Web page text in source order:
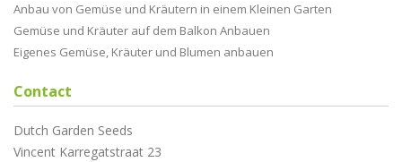
Anbau von Gemüse und Kräutern in einem Kleinen Garten
Gemüse und Kräuter auf dem Balkon Anbauen
Eigenes Gemüse, Kräuter und Blumen anbauen
Contact
Dutch Garden Seeds
Vincent Karregatstraat 23